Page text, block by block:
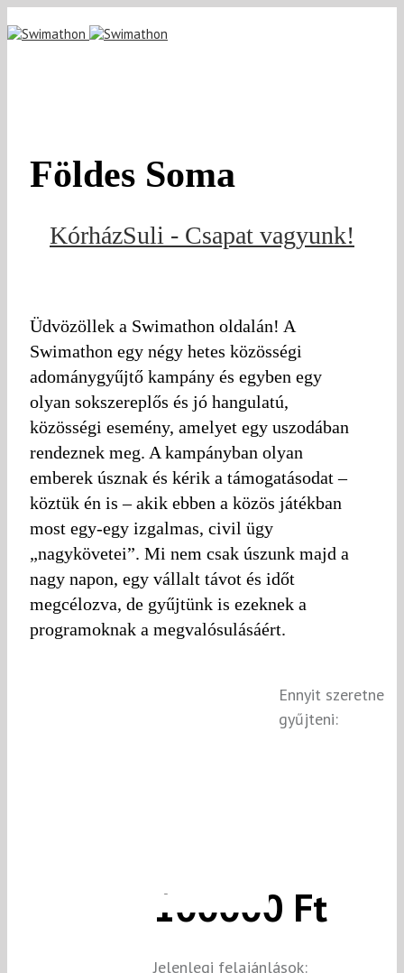
Földes Soma
KórházSuli - Csapat vagyunk!
Üdvözöllek a Swimathon oldalán! A
Swimathon egy négy hetes közösségi
adománygyűjtő kampány és egyben egy
olyan sokszereplős és jó hangulatú,
közösségi esemény, amelyet egy uszodában
rendeznek meg. A kampányban olyan
emberek úsznak és kérik a támogatásodat –
köztük én is – akik ebben a közös játékban
most egy-egy izgalmas, civil ügy
„nagykövetei”. Mi nem csak úszunk majd a
nagy napon, egy vállalt távot és időt
megcélozva, de gyűjtünk is ezeknek a
programoknak a megvalósulásáért.
Ennyit szeretne
gyűjteni:
100000 Ft
Jelenlegi felajánlások: